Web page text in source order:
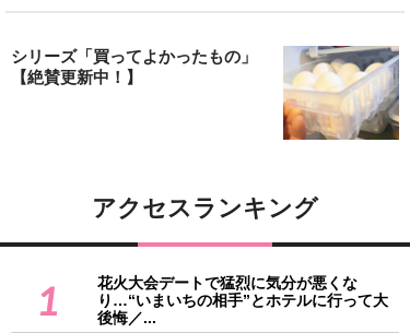
シリーズ「買ってよかったもの」
【絶賛更新中！】
アクセスランキング
1
花火大会デートで猛烈に気分が悪くな
り…“いまいちの相手”とホテルに行って大
後悔／...